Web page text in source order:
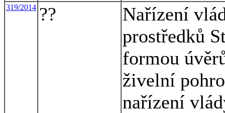
319/2014 ??
Nařízení
prostředků
formou
živelní
nařízení